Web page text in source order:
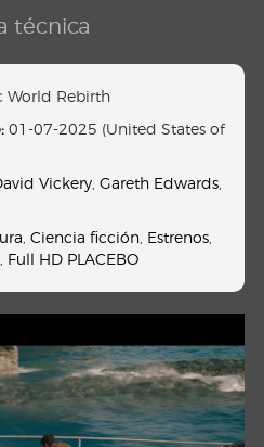
técnica
World Rebirth
01-07-2025 (United States of
Vickery ,Gareth Edwards
,Ciencia ficción Estrenos
Full HD PLACEBO